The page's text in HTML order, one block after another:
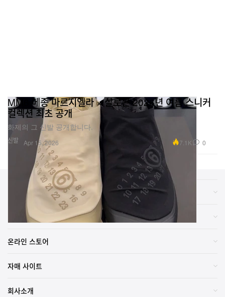
신발
MM6 메종 마르지엘라 × 살로몬 2026년 여름 스니커
컬렉션 최초 공개
화제의 그 신발 공개합니다.
Apr 15, 2026 7.1K 0
카테고리
브랜드
온라인 스토어
자매 사이트
회사소개